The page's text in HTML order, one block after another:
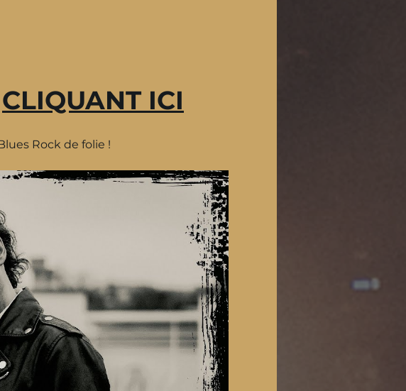
CLIQUANT ICI
Rock de folie !